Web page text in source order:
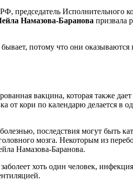
председатель Исполнительного
Намазова-Баранова призвала
бывает, потому что они
вакцина, которая также
кори по календарю делается в
последствия могут быть
мозга. Некоторым из
Намазова-Баранова.
хоть один человек,